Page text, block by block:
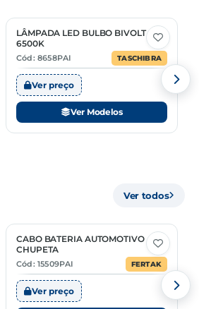
3 Opções
LÂMPADA LED BULBO BIVOLT
6500K
Cód: 8658PAI TASCHIBRA
Ver preço
Ver Modelos
Ver todos
2 Opções
CABO BATERIA AUTOMOTIVO
CHUPETA
Cód: 15509PAI FERTAK
Ver preço